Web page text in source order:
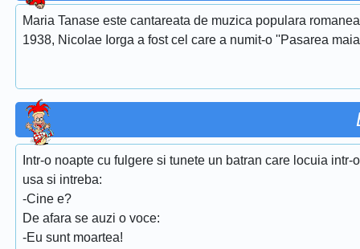
Maria Tanase este cantareata de muzica populara
1938, Nicolae Iorga a fost cel care a numit-o ''Pasarea
Intr-o noapte cu fulgere si tunete un batran care locuia
usa si intreba:
-Cine e?
De afara se auzi o voce:
-Eu sunt moartea!